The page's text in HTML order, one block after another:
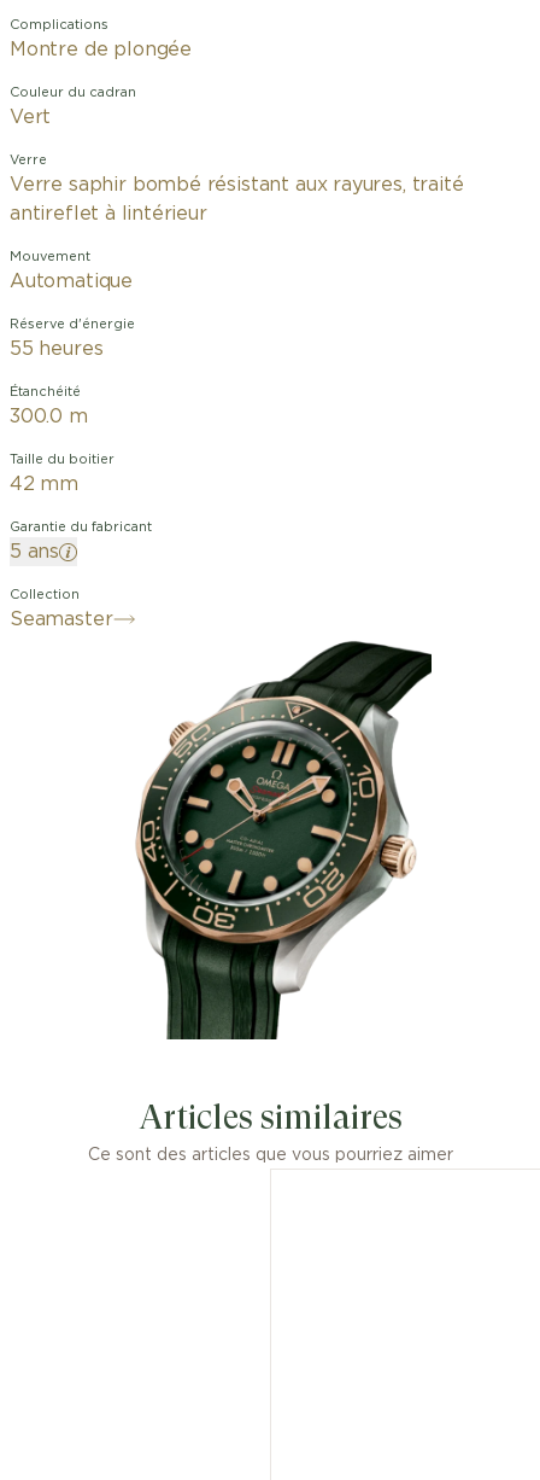
Complications
Montre de plongée
Couleur du cadran
Vert
Verre
Verre saphir bombé résistant aux rayures, traité
antireflet à lintérieur
Mouvement
Automatique
Réserve d'énergie
55 heures
Étanchéité
300.0 m
Taille du boitier
42 mm
Garantie du fabricant
5 ans
Collection
Seamaster
Articles similaires
Ce sont des articles que vous pourriez aimer